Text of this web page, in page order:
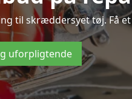
til skræddersyet tøj. Få
uforpligtende